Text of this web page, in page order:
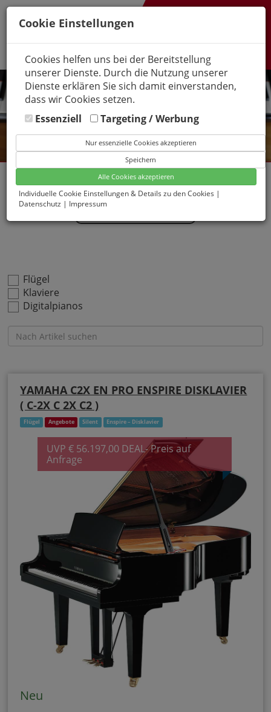
Cookie Einstellungen
Cookies helfen uns bei der Bereitstellung
unserer Dienste. Durch die Nutzung unserer
Dienste erklären Sie sich damit einverstanden,
dass wir Cookies setzen.
Essenziell
Targeting / Werbung
Nur essenzielle Cookies akzeptieren
Speichern
Alle Cookies akzeptieren
Individuelle Cookie Einstellungen & Details zu den Cookies |
Datenschutz | Impressum
ENSPIRE DISKLAVIER
Flügel
Klaviere
Digitalpianos
YAMAHA C2X EN PRO ENSPIRE DISKLAVIER
( C-2X C 2X C2 )
Flügel Angebote Silent Enspire – Disklavier
UVP € 56.197,00 DEAL- Preis auf
Anfrage
Neu